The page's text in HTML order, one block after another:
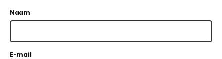
Naam
E-mail